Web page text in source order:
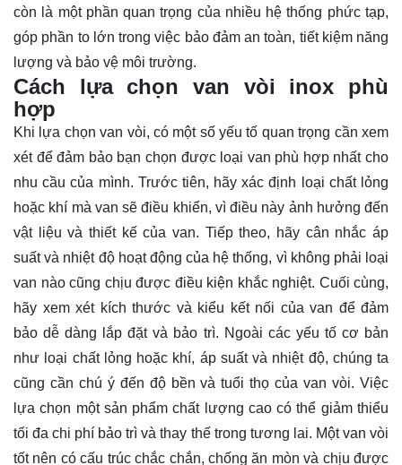
còn là một phần quan trọng của nhiều hệ thống phức tạp,
góp phần to lớn trong việc bảo đảm an toàn, tiết kiệm năng
lượng và bảo vệ môi trường.
Cách lựa chọn van vòi inox phù
hợp
Khi lựa chọn van vòi, có một số yếu tố quan trọng cần xem
xét để đảm bảo bạn chọn được loại van phù hợp nhất cho
nhu cầu của mình. Trước tiên, hãy xác định loại chất lỏng
hoặc khí mà van sẽ điều khiển, vì điều này ảnh hưởng đến
vật liệu và thiết kế của van. Tiếp theo, hãy cân nhắc áp
suất và nhiệt độ hoạt động của hệ thống, vì không phải loại
van nào cũng chịu được điều kiện khắc nghiệt. Cuối cùng,
hãy xem xét kích thước và kiểu kết nối của van để đảm
bảo dễ dàng lắp đặt và bảo trì. Ngoài các yếu tố cơ bản
như loại chất lỏng hoặc khí, áp suất và nhiệt độ, chúng ta
cũng cần chú ý đến độ bền và tuổi thọ của van vòi. Việc
lựa chọn một sản phẩm chất lượng cao có thể giảm thiểu
tối đa chi phí bảo trì và thay thế trong tương lai. Một van vòi
tốt nên có cấu trúc chắc chắn, chống ăn mòn và chịu được